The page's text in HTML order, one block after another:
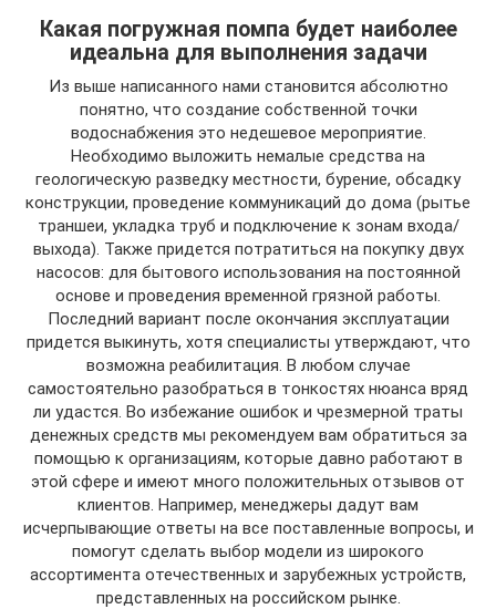
Какая погружная помпа будет наиболее
идеальна для выполнения задачи
Из выше написанного нами становится абсолютно
понятно, что создание собственной точки
водоснабжения это недешевое мероприятие.
Необходимо выложить немалые средства на
геологическую разведку местности, бурение, обсадку
конструкции, проведение коммуникаций до дома (рытье
траншеи, укладка труб и подключение к зонам входа/
выхода). Также придется потратиться на покупку двух
насосов: для бытового использования на постоянной
основе и проведения временной грязной работы.
Последний вариант после окончания эксплуатации
придется выкинуть, хотя специалисты утверждают, что
возможна реабилитация. В любом случае
самостоятельно разобраться в тонкостях нюанса вряд
ли удастся. Во избежание ошибок и чрезмерной траты
денежных средств мы рекомендуем вам обратиться за
помощью к организациям, которые давно работают в
этой сфере и имеют много положительных отзывов от
клиентов. Например, менеджеры дадут вам
исчерпывающие ответы на все поставленные вопросы, и
помогут сделать выбор модели из широкого
ассортимента отечественных и зарубежных устройств,
представленных на российском рынке.